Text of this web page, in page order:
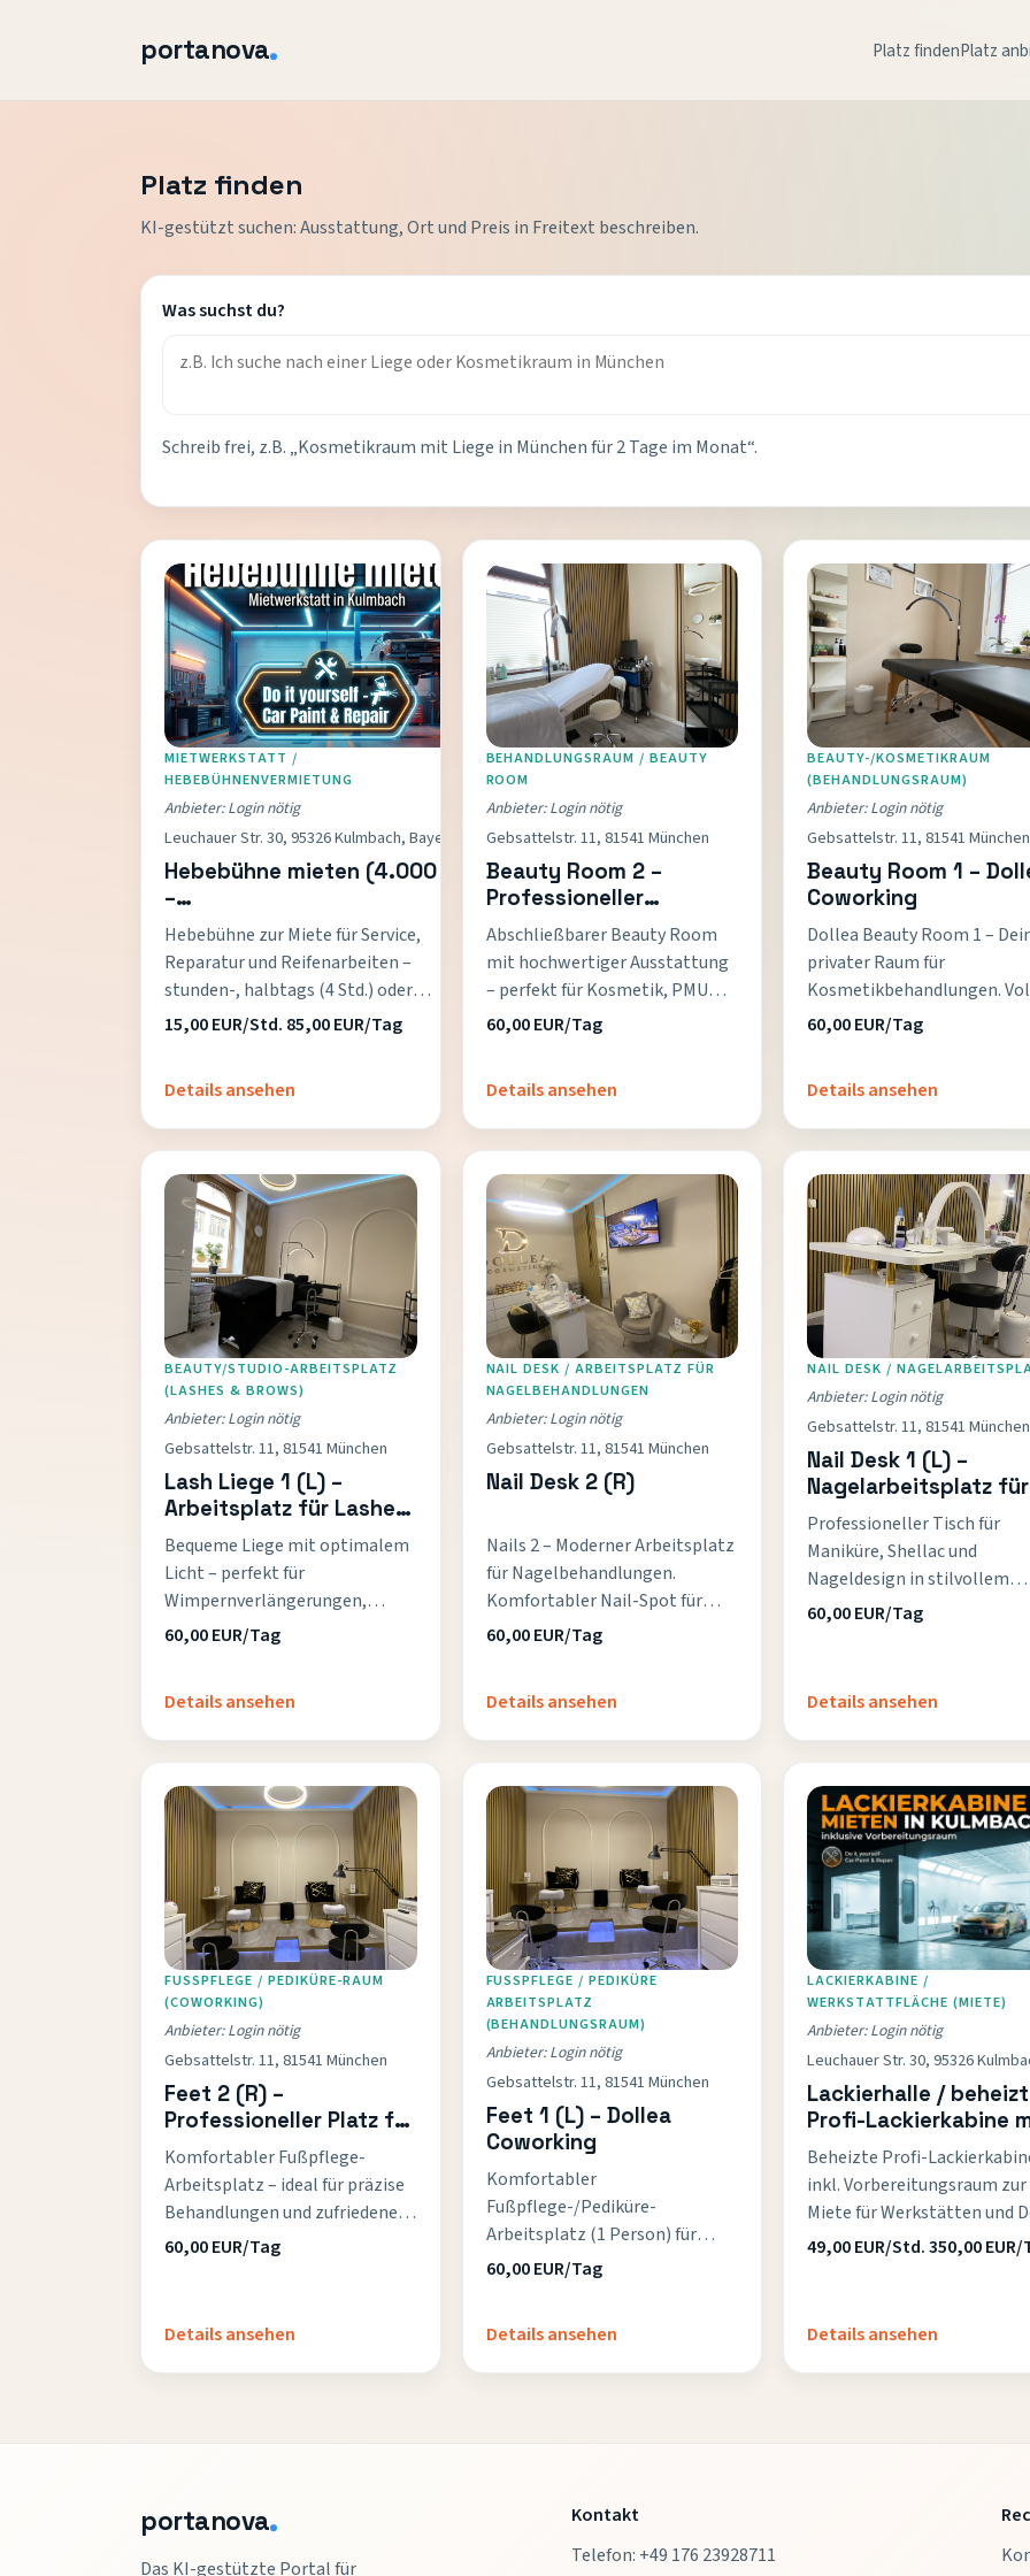
portanova Platz findenPlatz
Platz finden
KI-gestützt suchen: Ausstattung, Ort und Preis in Freitext beschreiben.
Was suchst du?
Schreib frei, z.B. „Kosmetikraum mit Liege in München für 2 Tage im Monat“.
MIETWERKSTATT /
HEBEBÜHNENVERMIETUNG
Anbieter: Login nötig
Leuchauer Str. 30, 95326 Kulmbach, Bayern
Hebebühne mieten (4.000 kg)
–
Hobbywerkstatt/Mietwerkstatt
Portamotors
Hebebühne zur Miete für Service,
Reparatur und Reifenarbeiten –
stunden-, halbtags (4 Std.) oder
tageweise (8 Std.). Abrechnung
15,00 EUR/Std. 85,00 EUR/Tag
Details ansehen
BEHANDLUNGSRAUM / BEAUTY
ROOM
Anbieter: Login nötig
Gebsattelstr. 11, 81541 München
Beauty Room 2 –
Professioneller
Behandlungsraum
Abschließbarer Beauty Room
mit hochwertiger Ausstattung
– perfekt für Kosmetik, PMU
und ästhetische Anwendungen.
60,00 EUR/Tag
Details ansehen
BEAUTY-/KOSMETIKRAUM
(BEHANDLUNGSRAUM)
Anbieter: Login nötig
Gebsattelstr. 11, 81541 München
Beauty Room 1 –
Coworking
Dollea Beauty Room 1 –
privater Raum für
Kosmetikbehandlungen.
ausgestattet und
Körperbehandlungen in …
60,00 EUR/Tag
Details ansehen
BEAUTY/STUDIO-ARBEITSPLATZ
(LASHES & BROWS)
Anbieter: Login nötig
Gebsattelstr. 11, 81541 München
Lash Liege 1 (L) –
Arbeitsplatz für Lashes
& Brows
Bequeme Liege mit optimalem
Licht – perfekt für
Wimpernverlängerungen,
Lashlifting und Brow
Raum für ungestörtes Arbeiten.
60,00 EUR/Tag
Details ansehen
NAIL DESK / ARBEITSPLATZ FÜR
NAGELBEHANDLUNGEN
Anbieter: Login nötig
Gebsattelstr. 11, 81541 München
Nail Desk 2 (R)
Nails 2 – Moderner Arbeitsplatz
für Nagelbehandlungen.
Komfortabler Nail-Spot für
präzises Arbeiten und
60,00 EUR/Tag
Details ansehen
NAIL DESK /
Anbieter: Login nötig
Gebsattelstr. 11, 81541 München
Nail Desk 1 (L) –
Nagelarbeitsplatz für
Maniküre
Professioneller Tisch für
Maniküre, Shellac und
Nageldesign in stilvollem
Ambiente.
60,00 EUR/Tag
Details ansehen
FUSSPFLEGE / PEDIKÜRE-RAUM (
COWORKING)
Anbieter: Login nötig
Gebsattelstr. 11, 81541 München
Feet 2 (R) –
Professioneller Platz für
Pediküre
Komfortabler Fußpflege-
Arbeitsplatz – ideal für präzise
Behandlungen und zufriedene
Kunden. Privater, vollständig
(Warmwasser) und
Nebenkosten (Internet, …
60,00 EUR/Tag
Details ansehen
FUSSPFLEGE / PEDIKÜRE A
RBEITSPLATZ (
BEHANDLUNGSRAUM)
Anbieter: Login nötig
Gebsattelstr. 11, 81541 München
Feet 1 (L) – Dollea
Coworking
Komfortabler
Fußpflege-/Pediküre-
Arbeitsplatz (1 Person) für
präzise Behandlungen und
60,00 EUR/Tag
Details ansehen
LACKIERKABINE /
WERKSTATTFLÄCHE (MIETE)
Anbieter: Login nötig
Lackierhalle /
Profi-Lackierkabine
Vorbereitungsraum
mieten (Portamotors)
Beheizte Profi-
inkl. Vorbereitungsraum zur
Miete für Werkstätten und
it-yourself.
sowie Waschraum/WC
Verbrauchsmaterial …
49,00 EUR/Std. 350,00 EUR/
Details ansehen
portanova
Das KI-gestützte Portal für
Kontakt
Telefon: +49 176 23928711